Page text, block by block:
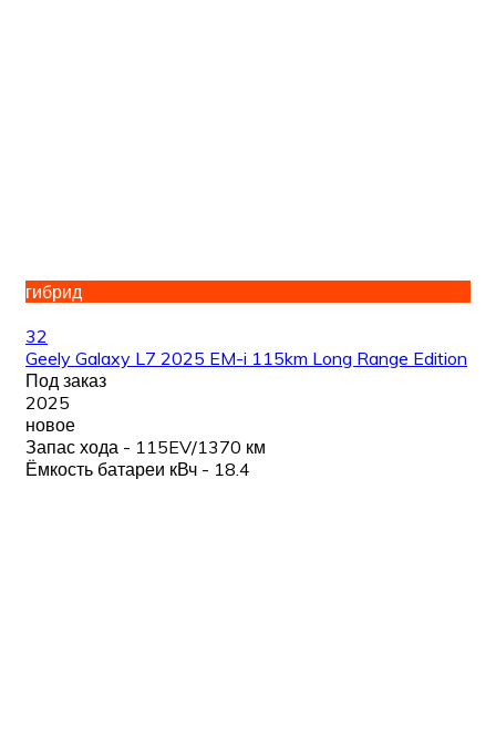
гибрид
32
Geely Galaxy L7 2025 EM-i 115km Long Range Edition
Под заказ
2025
новое
Запас хода - 115EV/1370 км
Ёмкость батареи кВч - 18.4